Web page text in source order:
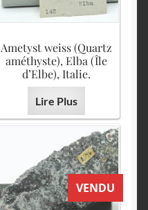
Ametyst weiss (Quartz
améthyste), Elba (Île
d’Elbe), Italie.
Lire Plus
VENDU